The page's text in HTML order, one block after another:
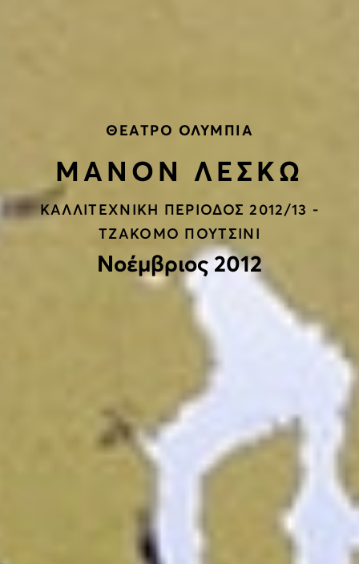
ΘΕΑΤΡΟ ΟΛΥΜΠΙΑ
ΜΑΝΟΝ ΛΕΣΚΩ
ΚΑΛΛΙΤΕΧΝΙΚΗ ΠΕΡΙΟΔΟΣ 2012/13 -
ΤΖΑΚΟΜΟ ΠΟΥΤΣΙΝΙ
Νοέμβριος 2012